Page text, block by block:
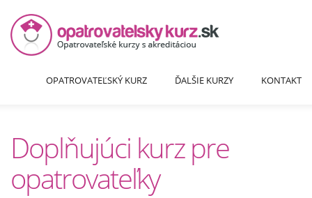
OPATROVATEĽSKÝ KURZ ĎALŠIE KURZY KONTAKT
Doplňujúci kurz pre
opatrovateľky